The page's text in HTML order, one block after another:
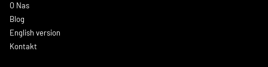
O Nas
Blog
English version
Kontakt